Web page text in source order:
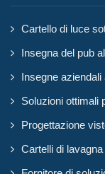
Cartello di luce
Insegna del pub
Insegne
Soluzioni ottimali
Progettazione
Cartelli di